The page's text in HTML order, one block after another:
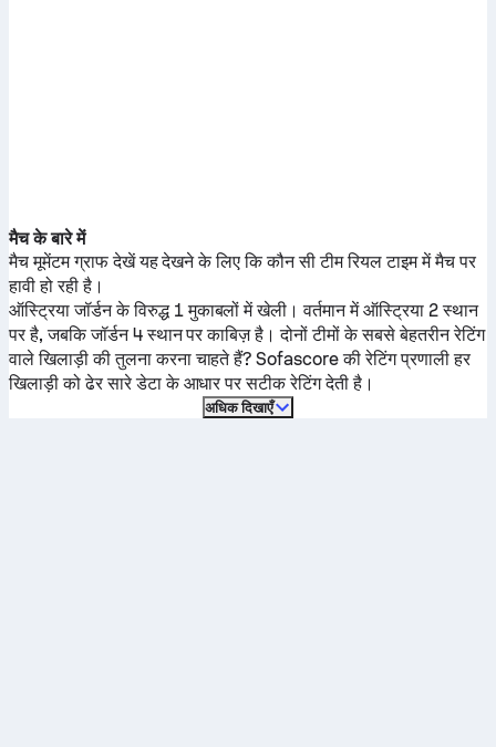
मैच के बारे में
मैच मूमेंटम ग्राफ देखें यह देखने के लिए कि कौन सी टीम रियल टाइम में मैच पर
हावी हो रही है।
ऑस्ट्रिया जॉर्डनके विरुद्ध 1 मुकाबलों में खेली। वर्तमान मेंऑस्ट्रिया 2 स्थान
पर है, जबकिजॉर्डन4 स्थान पर काबिज़ है। दोनों टीमों के सबसे बेहतरीन रेटिंग
वाले खिलाड़ी की तुलना करना चाहते हैं? Sofascore की रेटिंग प्रणाली हर
खिलाड़ी को ढेर सारे डेटा के आधार पर सटीक रेटिंग देती है।
अधिक दिखाएँ